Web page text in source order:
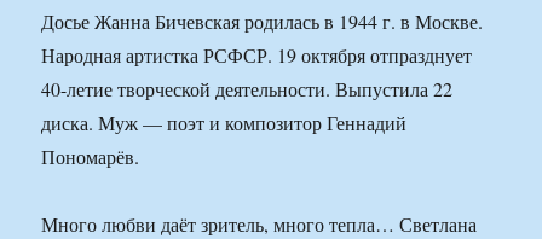
Досье Жанна Бичевская родилась в 1944 г. в Москве.
Народная артистка РСФСР. 19 октября отпразднует
40-летие творческой деятельности. Выпустила 22
диска. Муж — поэт и композитор Геннадий
Пономарёв.
Много любви даёт зритель, много тепла… Светлана